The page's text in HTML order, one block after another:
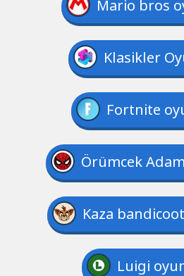
Mario bros
Klasikler
Fortnite
Örümcek
Kaza
Luigi